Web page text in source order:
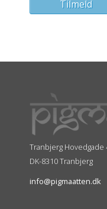
Tranbjerg Hovedgade
DK-8310 Tranbjerg
info@pigmaatten.dk